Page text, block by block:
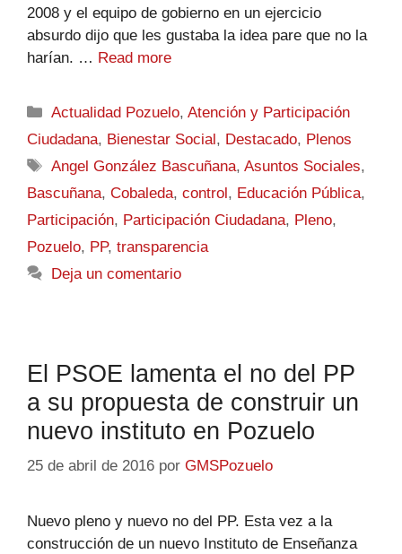
2008 y el equipo de gobierno en un ejercicio
absurdo dijo que les gustaba la idea pare que no la
harían. … Read more
Actualidad Pozuelo,Atención y Participación
Ciudadana, Bienestar Social, Destacado, Plenos
Angel González Bascuñana,Asuntos Sociales,
Bascuñana, Cobaleda, control, Educación Pública,
Participación, Participación Ciudadana, Pleno,
Pozuelo, PP, transparencia
Deja un comentario
El PSOE lamenta el no del PP
a su propuesta de construir un
nuevo instituto en Pozuelo
25 de abril de 2016 por GMSPozuelo
Nuevo pleno y nuevo no del PP. Esta vez a la
construcción de un nuevo Instituto de Enseñanza